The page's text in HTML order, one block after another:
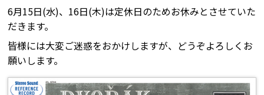
6月15日(水)、16日(木)は定休日のためお休みとさせていた
だきます。
皆様には大変ご迷惑をおかけしますが、どうぞよろしくお
願いします。